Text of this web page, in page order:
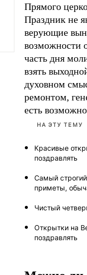
Прямого
Праздник не
верующие
возможности
часть дня
взять
духовном
ремонтом,
есть
НА ЭТУ ТЕМУ
Красивые
поздравлять
Самый строгий
приметы,
Чистый
Открытки на
поздравлять